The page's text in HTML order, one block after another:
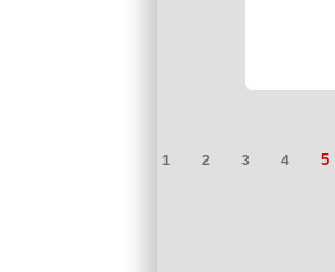
1 2 3 4 5